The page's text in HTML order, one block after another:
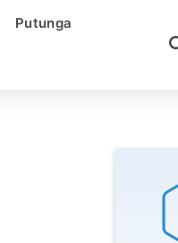
Putunga